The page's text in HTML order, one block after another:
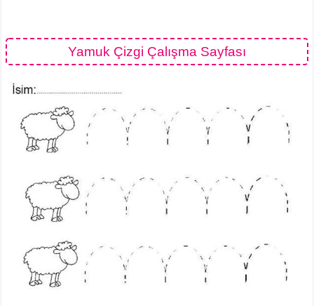
Yamuk Çizgi Çalışma Sayfası